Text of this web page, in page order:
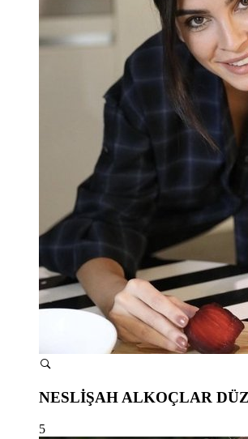
NESLİŞAH ALKOÇLAR
5